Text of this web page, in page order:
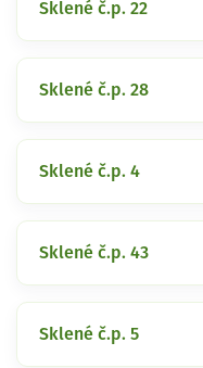
Sklené č.p. 22
Sklené č.p. 28
Sklené č.p. 4
Sklené č.p. 43
Sklené č.p. 5